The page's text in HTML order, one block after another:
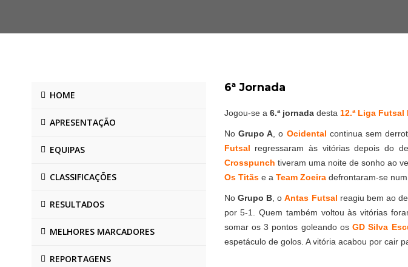
HOME
APRESENTAÇÃO
EQUIPAS
CLASSIFICAÇÕES
RESULTADOS
MELHORES MARCADORES
REPORTAGENS
6ª Jornada
Jogou-se a 6.ª jornadadesta 12.ª Liga
No Grupo A , o Ocidental continua sem
Futsal regressaram às vitórias depois do
Crosspunch tiveram uma noite de sonho ao
Os Titãse a Team Zoeiradefrontaram-se
No Grupo B, oAntas Futsal reagiu bem ao
por 5-1. Quem também voltou às vitórias
somar os 3 pontos goleando osGD Silva
espetáculo de golos. A vitória acabou por cair